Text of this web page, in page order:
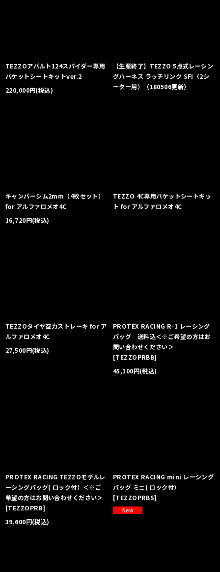
TEZZOアバルト124スパイダー専用
バケットシートキットver.2
220,000円(税込)
【生産終了】TEZZO 5点式レーシン
グハーネス ラッチリンク SFI（2シ
ーター用）（180506更新）
キャンバーシム2mm（4枚セット）
for アルファロメオ4C
16,720円(税込)
TEZZO 4C専用バケットシートキッ
ト for アルファロメオ4C
TEZZOタイヤ空力ストレーキ for ア
ルファロメオ4C
27,500円(税込)
PROTEX RACING R-1 レーシング
バッグ 送料込＜※ご希望の方はお
問い合わせください＞
[TEZZOPRBB]
45,100円(税込)
PROTEX RACING TEZZOモデルレ
ーシングバッグ( ロック付）＜※ご
希望の方はお問い合わせください＞
[TEZZOPRB]
39,600円(税込)
PROTEX RACING mini レーシング
バッグ ミニ( ロック付）
[TEZZOPRBS]